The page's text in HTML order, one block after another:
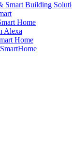
Smart Building
Home
Alexa
Home